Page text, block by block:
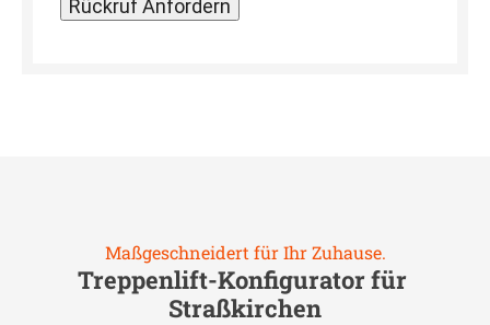
Maßgeschneidert für Ihr Zuhause.
Treppenlift-Konfigurator für
Straßkirchen